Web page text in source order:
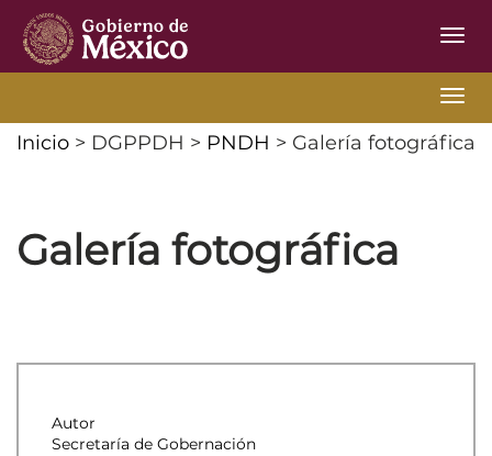
Inicio > DGPPDH > PNDH > Galería fotográfica
Galería fotográfica
Autor
Secretaría de Gobernación